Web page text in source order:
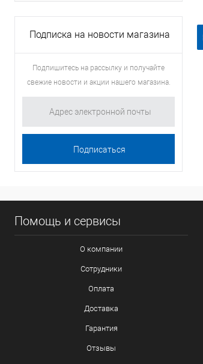
Подписка на новости магазина
Подпишитесь на рассылку и получайте
свежие новости и акции нашего магазина.
Помощь и сервисы
О компании
Сотрудники
Оплата
Доставка
Гарантия
Отзывы